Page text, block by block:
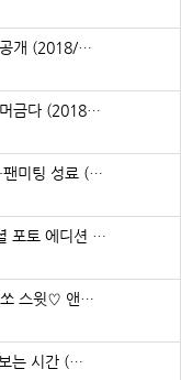
공개 (2018/…
머금다 (2018…
팬미팅 성료 (…
포토 에디션 …
쏘 스윗♡ 앤…
는 시간 (…